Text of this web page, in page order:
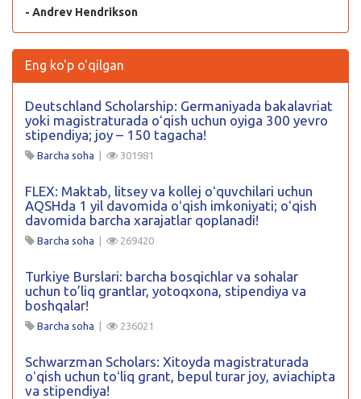
- Andrev Hendrikson
Eng ko'p o'qilgan
Deutschland Scholarship: Germaniyada bakalavriat
yoki magistraturada oʻqish uchun oyiga 300 yevro
stipendiya; joy – 150 tagacha!
Barcha soha | 301981
FLEX: Maktab, litsey va kollej oʻquvchilari uchun
AQSHda 1 yil davomida oʻqish imkoniyati; oʻqish
davomida barcha xarajatlar qoplanadi!
Barcha soha | 269420
Turkiye Burslari: barcha bosqichlar va sohalar
uchun to’liq grantlar, yotoqxona, stipendiya va
boshqalar!
Barcha soha | 236021
Schwarzman Scholars: Xitoyda magistraturada
oʻqish uchun toʻliq grant, bepul turar joy, aviachipta
va stipendiya!